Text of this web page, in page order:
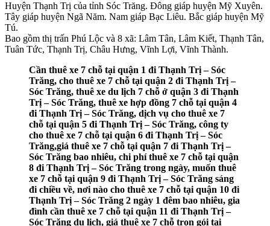
Huyện Thạnh Trị của tỉnh Sóc Trăng. Đông giáp huyện Mỹ Xuyên.
Tây giáp huyện Ngã Năm. Nam giáp Bạc Liêu. Bắc giáp huyện Mỹ
Tú.
Bao gồm thị trấn Phú Lộc và 8 xã: Lâm Tân, Lâm Kiết, Thạnh Tân,
Tuân Tức, Thạnh Trị, Châu Hưng, Vĩnh Lợi, Vĩnh Thành.
Cần thuê xe 7 chỗ tại quận 1 đi Thạnh Trị – Sóc
Trăng, cho thuê xe 7 chỗ tại quận 2 đi Thạnh Trị –
Sóc Trăng, thuê xe du lịch 7 chỗ ở quận 3 đi Thạnh
Trị – Sóc Trăng, thuê xe hợp đồng 7 chỗ tại quận 4
đi Thạnh Trị – Sóc Trăng, dịch vụ cho thuê xe 7
chỗ tại quận 5 đi Thạnh Trị – Sóc Trăng, công ty
cho thuê xe 7 chỗ tại quận 6 đi Thạnh Trị – Sóc
Trăng,giá thuê xe 7 chỗ tại quận 7 đi Thạnh Trị –
Sóc Trăng bao nhiêu, chi phí thuê xe 7 chỗ tại quận
8 đi Thạnh Trị – Sóc Trăng trong ngày, muốn thuê
xe 7 chỗ tại quận 9 đi Thạnh Trị – Sóc Trăng sáng
đi chiều về, nơi nào cho thuê xe 7 chỗ tại quận 10 đi
Thạnh Trị – Sóc Trăng 2 ngày 1 đêm bao nhiêu, gia
đình cần thuê xe 7 chỗ tại quận 11 đi Thạnh Trị –
Sóc Trăng du lịch, giá thuê xe 7 chỗ trọn gói tại